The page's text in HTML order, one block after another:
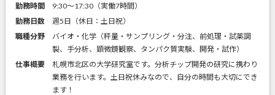
勤務時間
9:30～17:30（実働7時間）
勤務日数
週5日（休日：土日祝）
職種分野
バイオ・化学（秤量・サンプリング・分注、前処理・試薬調
製、手分析、顕微鏡観察、タンパク質実験、開発・試作）
仕事概要
札幌市北区の大学研究室です。分析チップ開発の研究に携わり
業務を行います。土日祝休みなので、自分の時間も大切にでき
ます！